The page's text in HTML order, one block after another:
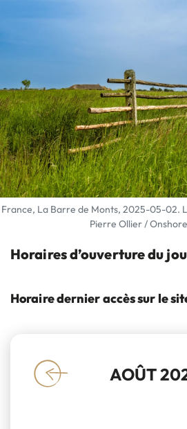
France, La Barre de Monts, 2025-05-02.
Pierre Ollier /
Horaires d’ouverture du
Horaire dernier accès sur le
« AOÛT